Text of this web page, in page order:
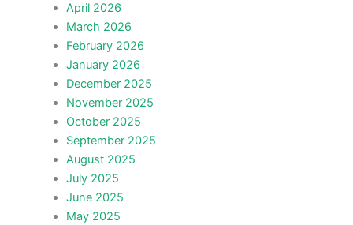
April 2026
March 2026
February 2026
January 2026
December 2025
November 2025
October 2025
September 2025
August 2025
July 2025
June 2025
May 2025